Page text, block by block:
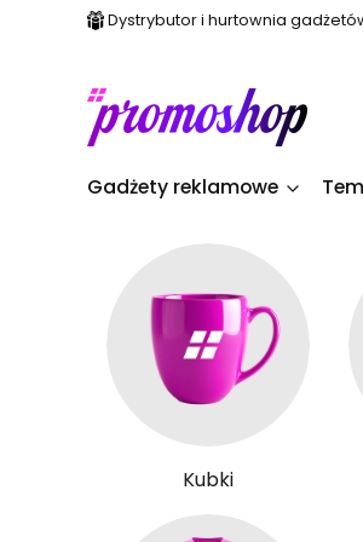
Dystrybutor i hurtownia
Gadżety reklamowe
Kubki